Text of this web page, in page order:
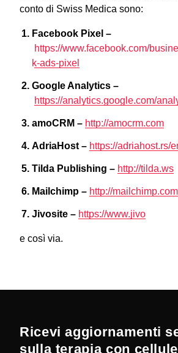
conto di Swiss Medica sono:
Facebook Pixel –
https://www.facebook.com/
k-ads-pixel
Google Analytics –
https://analytics.google.com/
amoCRM – http://amocrm.com
AdriaHost – https://adriahost.rs/
Tilda Publishing – http://tilda.ws
Mailchimp – http://mailchimp.com
Jivosite – https://www.jivo
e così via.
Ricevi aggiornamenti
sulla terapia con